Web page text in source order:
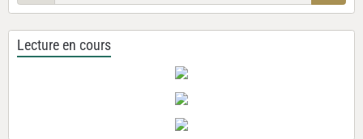
Lecture en cours